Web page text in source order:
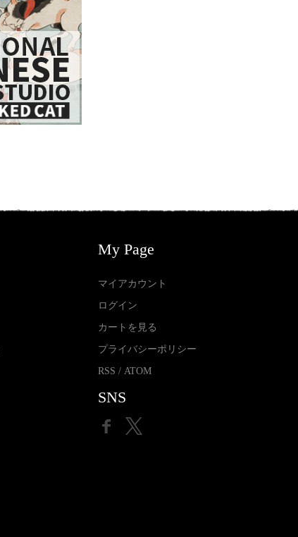
My Page
マイアカウント
ログイン
カートを見る
プライバシーポリシー
RSS /ATOM
SNS